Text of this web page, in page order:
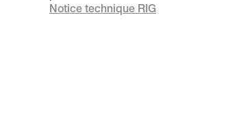
Notice technique RIG